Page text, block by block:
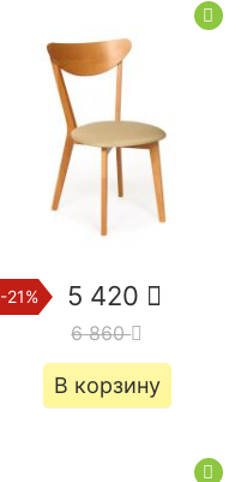
-21% 5 420
6 860
В корзину